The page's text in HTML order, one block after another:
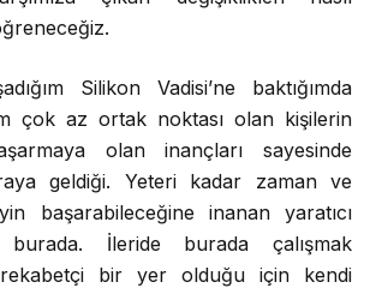
Silikon Vadisi’ne baktığımda
çok az ortak noktası olan kişilerin
olan inançları sayesinde
geldiği. Yeteri kadar zaman ve
başarabileceğine inanan yaratıcı
İleride burada çalışmak
bir yer olduğu için kendi